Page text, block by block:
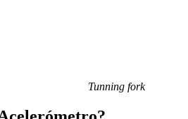
Tunning fork